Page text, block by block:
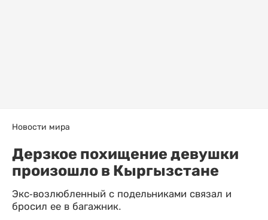
Новости мира
Дерзкое похищение девушки
произошло в Кыргызстане
Экс-возлюбленный с подельниками связал и
бросил ее в багажник.